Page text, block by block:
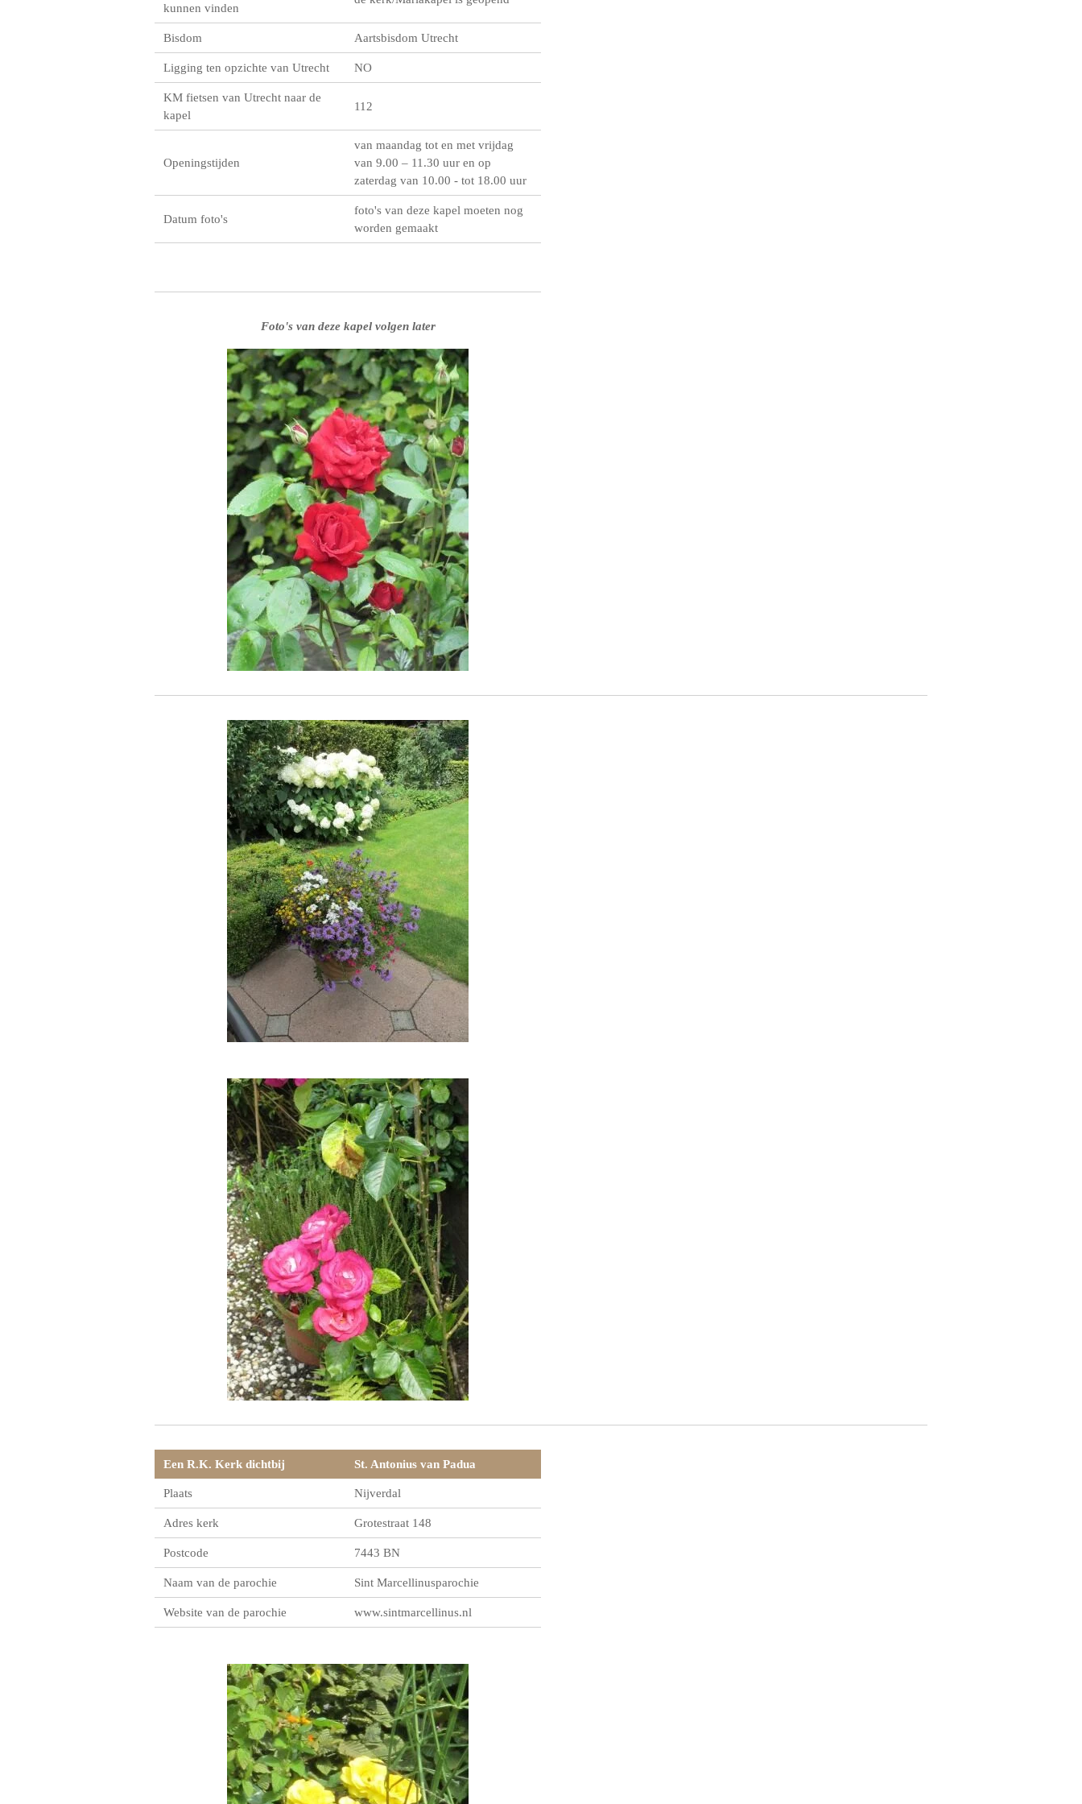
kunnen vinden
Bisdom Aartsbisdom Utrecht
Ligging ten opzichte van Utrecht NO
KM fietsen van Utrecht naar de
kapel
112
Openingstijden
van maandag tot en met vrijdag
van 9.00 – 11.30 uur en op
zaterdag van 10.00 - tot 18.00 uur
Datum foto's
foto's van deze kapel moeten nog
worden gemaakt
Foto's van deze kapel volgen later
Een R.K. Kerk dichtbij St. Antonius van Padua
Plaats Nijverdal
Adres kerk Grotestraat 148
Postcode 7443 BN
Naam van de parochie Sint Marcellinusparochie
Website van de parochie www.sintmarcellinus.nl